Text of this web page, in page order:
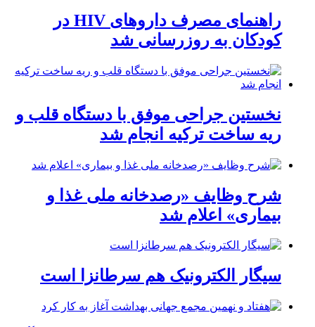
راهنمای مصرف داروهای HIV در
کودکان به روزرسانی شد
نخستین جراحی موفق با دستگاه قلب و
ریه ساخت ترکیه انجام شد
شرح وظایف «رصدخانه ملی غذا و
بیماری» اعلام شد
سیگار الکترونیک هم سرطانزا است